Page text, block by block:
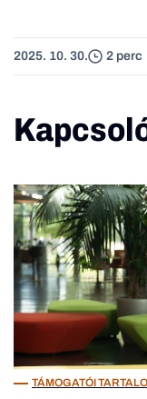
2025. 10. 30. 2 perc
TÁMOGATÓI